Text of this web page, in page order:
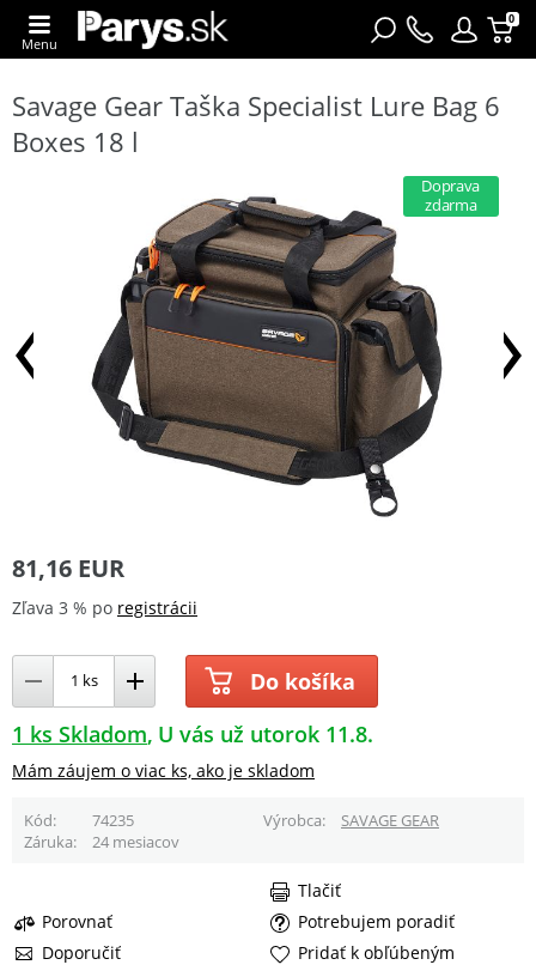
0
Menu
Savage Gear Taška Specialist Lure Bag 6
Boxes 18 l
Doprava
zdarma
81,16 EUR
Zľava 3 % po registrácii
Do košíka
1 ks Skladom U vás už utorok 11.8.
Mám záujem o viac ks, ako je skladom
Kód 74235 Výrobca
SAVAGE GEAR
Záruka
24 mesiacov
Porovnať
Potrebujem poradiť
Doporučiť
Tlačiť
Pridať k obľúbeným